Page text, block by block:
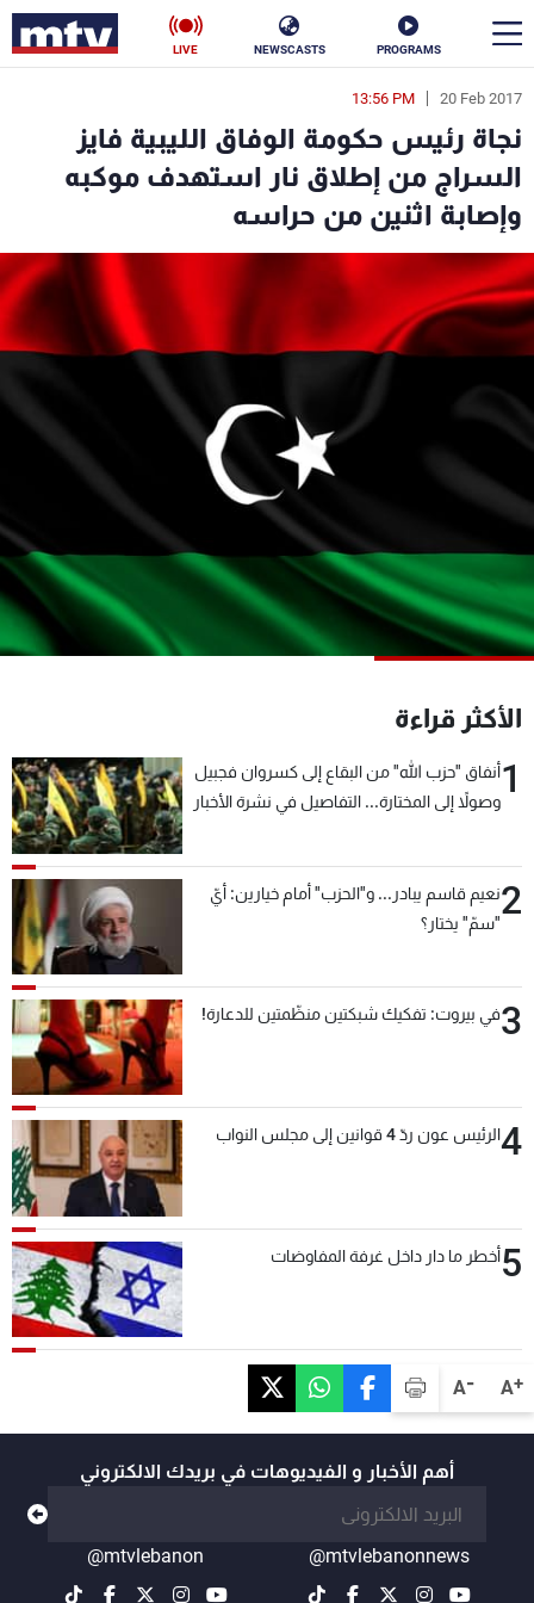
PROGRAMS
NEWSCASTS
LIVE
A+
A-
20 Feb 2017
13:56 PM
نجاة رئيس حكومة الوفاق الليبية فايز
السراج من إطلاق نار استهدف موكبه
وإصابة اثنين من حراسه
الأكثر قراءة
1أنفاق "حزب الله" من البقاع إلى كسروان فجبيل
وصولاً إلى المختارة... التفاصيل في نشرة الأخبار
2نعيم قاسم يبادر... و"الحزب" أمام خيارين: أيّ
"سمّ" يختار؟
3في بيروت: تفكيك شبكتين منظّمتين للدعارة!
4الرئيس عون ردّ 4 قوانين إلى مجلس النواب
5أخطر ما دار داخل غرفة المفاوضات
أهم الأخبار و الفيديوهات في بريدك الالكتروني
@mtvlebanonnews
@mtvlebanon
en
الأخبار
سياسة ناس
إقتصاد
منوعات
البرامج
شاهد البرامج
الترددات
لاعلاناتكم